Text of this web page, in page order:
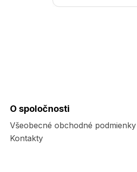
O spoločnosti
Všeobecné obchodné podmienky
Kontakty